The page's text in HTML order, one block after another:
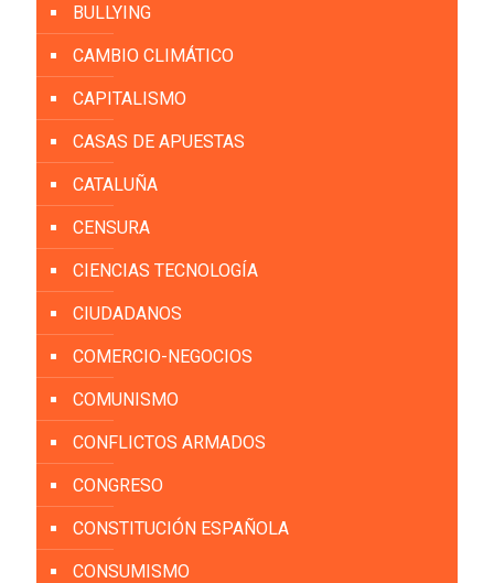
BULLYING
CAMBIO CLIMÁTICO
CAPITALISMO
CASAS DE APUESTAS
CATALUÑA
CENSURA
CIENCIAS TECNOLOGÍA
CIUDADANOS
COMERCIO-NEGOCIOS
COMUNISMO
CONFLICTOS ARMADOS
CONGRESO
CONSTITUCIÓN ESPAÑOLA
CONSUMISMO